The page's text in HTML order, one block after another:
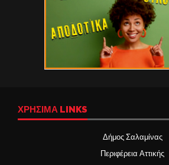
ΧΡΉΣΙΜΑ LINKS
Δήμος Σαλαμίνας
Περιφέρεια Αττικής